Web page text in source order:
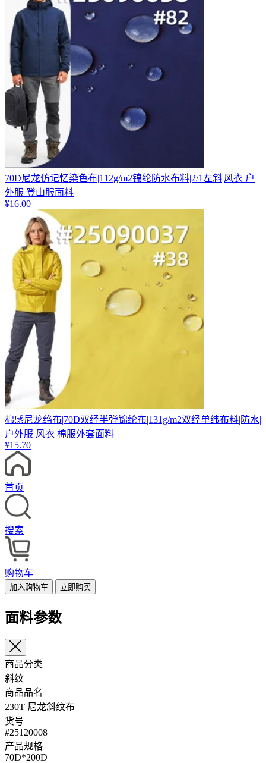
70D尼龙仿记忆染色布|112g/m2锦纶防水布料|2/1左斜|风衣 户
外服 登山服面料
¥16.00
棉感尼龙绉布|70D双经半弹锦纶布|131g/m2双经单纬布料|防水|
户外服 风衣 棉服外套面料
¥15.70
首页
搜索
购物车
加入购物车 立即购买
面料参数
商品分类
斜纹
商品品名
230T 尼龙斜纹布
货号
#25120008
产品规格
70D*200D